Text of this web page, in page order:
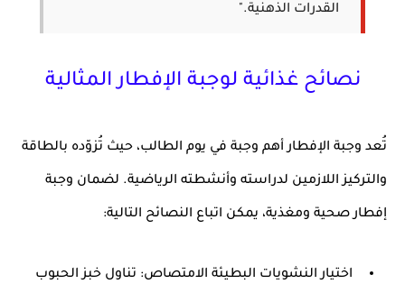
القدرات الذهنية."
نصائح غذائية لوجبة الإفطار المثالية
تُعد وجبة الإفطارأهم وجبة في يوم الطالب، حيث تُزوّده بالطاقة
والتركيز اللازمين لدراسته وأنشطته الرياضية. لضمان وجبة
إفطار صحية ومغذية، يمكن اتباع النصائح التالية:
اختيار النشويات البطيئة الامتصاص: تناول خبز الحبوب